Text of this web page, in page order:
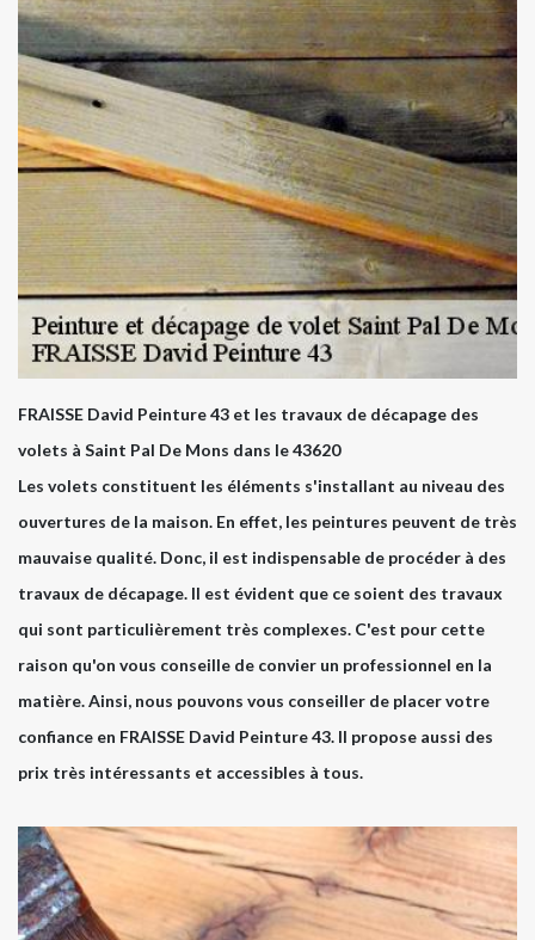
FRAISSE David Peinture 43 et les travaux de décapage des
volets à Saint Pal De Mons dans le 43620
Les volets constituent les éléments s'installant au niveau des
ouvertures de la maison. En effet, les peintures peuvent de très
mauvaise qualité. Donc, il est indispensable de procéder à des
travaux de décapage. Il est évident que ce soient des travaux
qui sont particulièrement très complexes. C'est pour cette
raison qu'on vous conseille de convier un professionnel en la
matière. Ainsi, nous pouvons vous conseiller de placer votre
confiance en FRAISSE David Peinture 43. Il propose aussi des
prix très intéressants et accessibles à tous.